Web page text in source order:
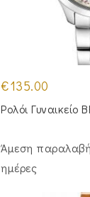
€135.00
Ρολόι Γυναικείο
Άμεση
ημέρες